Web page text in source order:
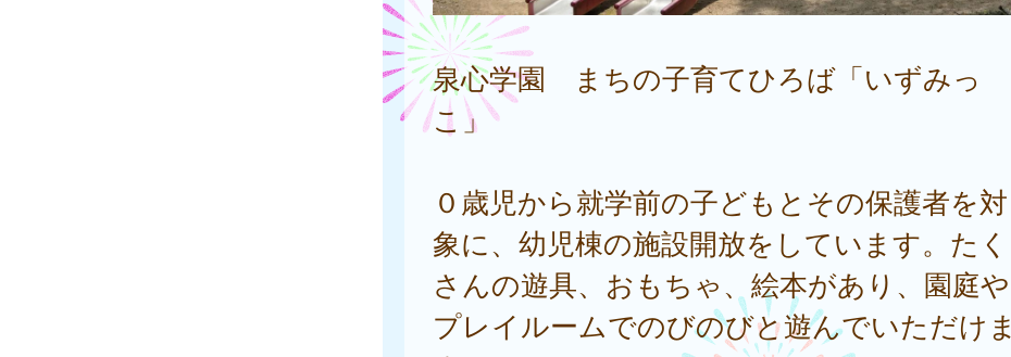
泉心学園 まちの子育てひろば「いずみっ
こ」
０歳児から就学前の子どもとその保護者を対
象に、幼児棟の施設開放をしています。たく
さんの遊具、おもちゃ、絵本があり、園庭や
プレイルームでのびのびと遊んでいただけま